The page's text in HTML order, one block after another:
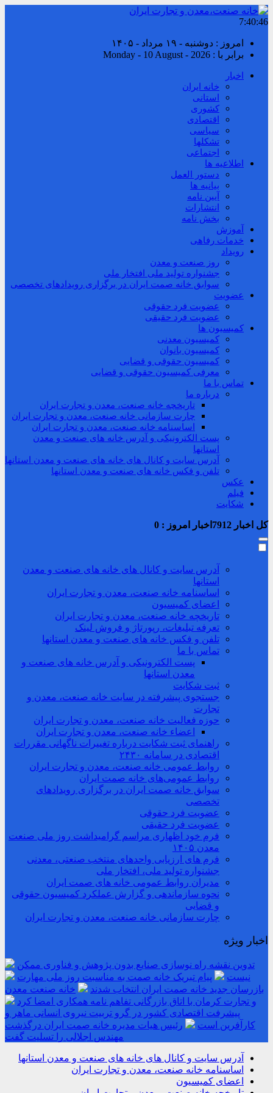
7:40:47
امروز : دوشنبه - ۱۹ مرداد - ۱۴۰۵
برابر با : Monday - 10 August - 2026
اخبار
خانه ایران
استانی
کشوری
اقتصادی
سیاسی
تشکلها
اجتماعی
اطلاعیه ها
دستور العمل
بیانیه ها
آیین نامه
انتشارات
بخش نامه
آموزش
خدمات رفاهی
رویداد
روز صنعت و معدن
جشنواره تولید ملی افتخار ملی
سوابق خانه صمت ایران در برگزاری رویدادهای تخصصی
عضویت
عضویت فرد حقوقی
عضویت فرد حقیقی
کمیسیون ها
کمیسیون معدنی
کمیسیون بانوان
کمیسیون حقوقی و قضایی
معرفی کمیسیون حقوقی و قضایی
تماس با ما
درباره ما
تاریخچه خانه صنعت، معدن و تجارت ایران
چارت سازمانی خانه صنعت، معدن و تجارت ایران
اساسنامه خانه صنعت، معدن و تجارت ایران
پست الکترونیکی و آدرس خانه های صنعت و معدن
استانها
آدرس سایت و کانال های خانه های صنعت و معدن استانها
تلفن و فکس خانه های صنعت و معدن استانها
عکس
فیلم
شکایت
کل اخبار اخبار امروز : 0
آدرس سایت و کانال های خانه های صنعت و معدن
استانها
اساسنامه خانه صنعت، معدن و تجارت ایران
اعضای کمیسیون
تاریخچه خانه صنعت، معدن و تجارت ایران
تعرفه تبلیغات، رپورتاژ و فروش لینک
تلفن و فکس خانه های صنعت و معدن استانها
تماس با ما
پست الکترونیکی و آدرس خانه های صنعت و
معدن استانها
ثبت شکایت
جستجوی پیشرفته در سایت خانه صنعت، معدن و
تجارت
حوزه فعالیت خانه صنعت، معدن و تجارت ایران
اعضاء خانه صنعت، معدن و تجارت ایران
راهنمای ثبت شکایت درباره تغییرات ناگهانی مقررات
اقتصادی در سامانه ۲۴۳۰
روابط عمومی خانه صنعت، معدن و تجارت ایران
روابط عمومی‌های خانه صمت ایران
سوابق خانه صمت ایران در برگزاری رویدادهای
تخصصی
عضویت فرد حقوقی
عضویت فرد حقیقی
فرم خود اظهاری مراسم گرامیداشت روز ملی صنعت
معدن ۱۴۰۵
فرم های ارزیابی واحدهای منتخب صنعتی، معدنی
جشنواره تولید ملی، افتخار ملی
مدیران روابط عمومی خانه های صمت ایران
نحوه سازماندهی و گزارش عملکرد کمیسیون حقوقی
و قضایی
چارت سازمانی خانه صنعت، معدن و تجارت ایران
اخبار ویژه
تدوین نقشه راه نوسازی صنایع بدون پژوهش و فناوری ممکن
نیست
پیام تبریک خانه صمت به مناسبت روز ملی مهارت
بازرسان جدید خانه صمت ایران انتخاب شدند
خانه صنعت معدن
و تجارت کرمان با اتاق بازرگانی تفاهم نامه همکاری امضا کرد
پیشرفت اقتصادی کشور در گرو تربیت نیروی انسانی ماهر و
کارآفرین است
رئیس هیات مدیره خانه صمت ایران درگذشت
مهندس اجلالی را تسلیت گفت
آدرس سایت و کانال های خانه های صنعت و معدن استانها
اساسنامه خانه صنعت، معدن و تجارت ایران
اعضای کمیسیون